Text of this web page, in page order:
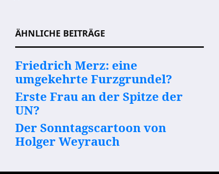
ÄHNLICHE BEITRÄGE
Friedrich Merz: eine
umgekehrte Furzgrundel?
Erste Frau an der Spitze der
UN?
Der Sonntagscartoon von
Holger Weyrauch